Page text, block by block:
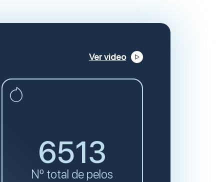
Ver video
6513
Nº total de pelos